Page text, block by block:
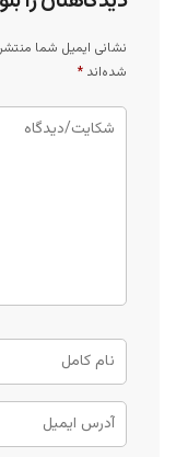
نشانی ایمیل شما
شده‌اند *